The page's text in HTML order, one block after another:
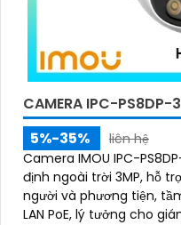
CAMERA IPC-PS8DP-
5%-35%
liên hệ
Camera IMOU IPC-
định ngoài trời 3MP, hỗ
người và phương tiện,
LAN PoE, lý tưởng cho